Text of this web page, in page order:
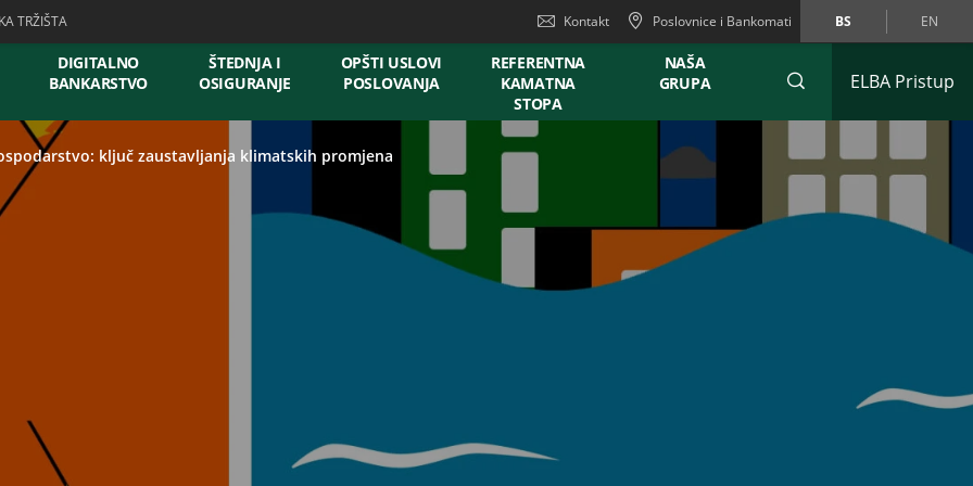
TRŽIŠTA Kontakt Poslovnice i Bankomati BS EN
DIGITALNO
BANKARSTVO
ŠTEDNJA I
OSIGURANJE
OPŠTI USLOVI
POSLOVANJA
REFERENTNA
KAMATNA
STOPA
NAŠA
GRUPA
ELBA Pristup
ključ zaustavljanja klimatskih promjena